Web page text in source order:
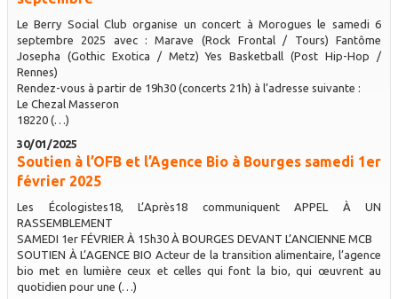
Le Berry Social Club organise un concert à Morogues le samedi 6
septembre 2025 avec : Marave (Rock Frontal / Tours) Fantôme
Josepha (Gothic Exotica / Metz) Yes Basketball (Post Hip-Hop /
Rennes)
Rendez-vous à partir de 19h30 (concerts 21h) à l’adresse suivante :
Le Chezal Masseron
18220 (…)
30/01/2025
Soutien à l’OFB et l’Agence Bio à Bourges samedi 1er
février 2025
Les Écologistes18, L’Après18 communiquent APPEL À UN
RASSEMBLEMENT
SAMEDI 1er FÉVRIER À 15h30 À BOURGES DEVANT L’ANCIENNE MCB
SOUTIEN À L’AGENCE BIO Acteur de la transition alimentaire, l’agence
bio met en lumière ceux et celles qui font la bio, qui œuvrent au
quotidien pour une (…)